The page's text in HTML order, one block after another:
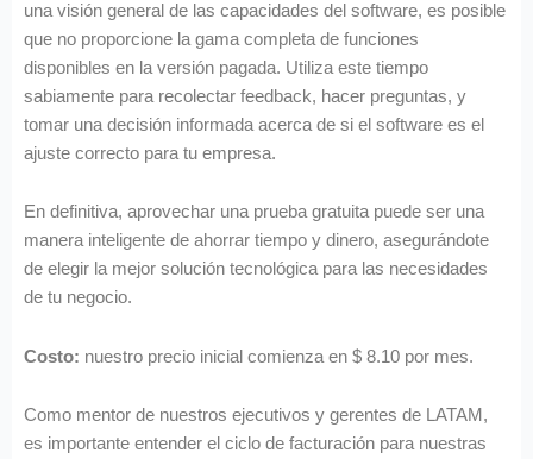
una visión general de las capacidades del software, es posible
que no proporcione la gama completa de funciones
disponibles en la versión pagada. Utiliza este tiempo
sabiamente para recolectar feedback, hacer preguntas, y
tomar una decisión informada acerca de si el software es el
ajuste correcto para tu empresa.
En definitiva, aprovechar una prueba gratuita puede ser una
manera inteligente de ahorrar tiempo y dinero, asegurándote
de elegir la mejor solución tecnológica para las necesidades
de tu negocio.
Costo: nuestro precio inicial comienza en $ 8.10 por mes.
Como mentor de nuestros ejecutivos y gerentes de LATAM,
es importante entender el ciclo de facturación para nuestras